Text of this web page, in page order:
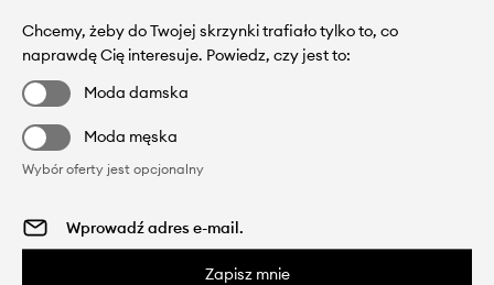
Chcemy, żeby do Twojej skrzynki trafiało tylko to, co
naprawdę Cię interesuje. Powiedz, czy jest to:
Moda damska
Moda męska
Wybór oferty jest opcjonalny
Zapisz mnie